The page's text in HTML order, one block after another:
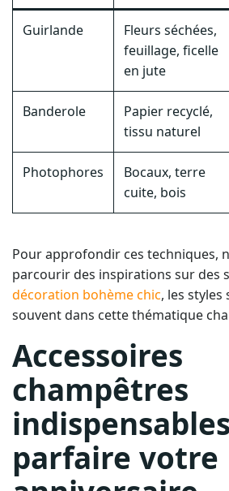
Guirlande
Fleurs séchées,
feuillage, ficelle
en jute
Banderole
Papier recyclé,
tissu naturel
Photophores
Bocaux, terre
cuite, bois
parcourir des inspirations sur des
décoration bohème chic, les styles
souvent dans cette thématique
Accessoires
champêtres
indispensables
parfaire votre
anniversaire